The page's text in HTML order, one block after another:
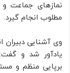
نمازهای جماعت و
مطلوب انجام گیرد.
وی آشنایی دبیران
یادآور شد و
برپایی منظم و